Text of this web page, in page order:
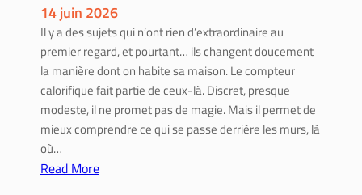
a
g
e
e
t
r
é
o
14 juin 2026
Il y a des sujets qui n’ont rien d’extraordinaire au
premier regard, et pourtant… ils changent doucement
la manière dont on habite sa maison. Le compteur
calorifique fait partie de ceux-là. Discret, presque
modeste, il ne promet pas de magie. Mais il permet de
mieux comprendre ce qui se passe derrière les murs, là
où…
Read More